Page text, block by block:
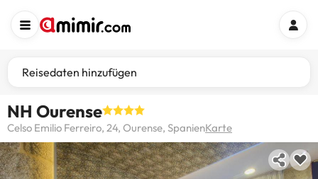
Reisedaten hinzufügen
NH Ourense
Celso Emilio Ferreiro, 24, Ourense, SpanienKarte